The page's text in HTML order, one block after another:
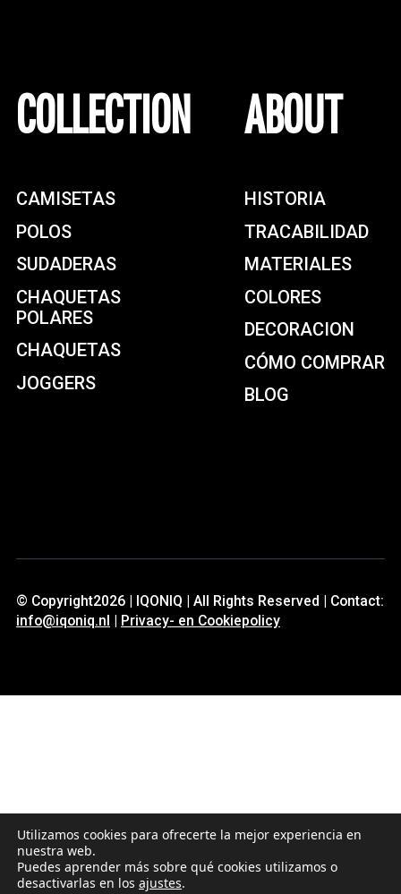
COLLECTION
CAMISETAS
POLOS
SUDADERAS
CHAQUETAS
POLARES
CHAQUETAS
JOGGERS
ABOUT
HISTORIA
TRACABILIDAD
MATERIALES
COLORES
DECORACION
CÓMO COMPRAR
BLOG
© Copyright2026 | IQONIQ | All Rights Reserved | Contact:
info@iqoniq.nl
Privacy- en Cookiepolicy
Utilizamos cookies para ofrecerte la mejor experiencia en
nuestra web.
Puedes aprender más sobre qué cookies utilizamos o
desactivarlas en los ajustes.